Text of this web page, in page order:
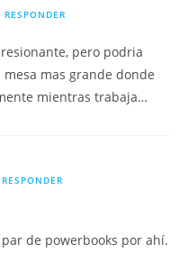
RESPONDER
pero podria
mas grande donde
mientras trabaja…
RESPONDER
de powerbooks por ahí.